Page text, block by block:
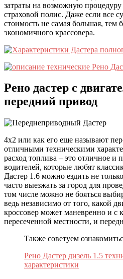
затраты на возможную процедуру
страховой полис. Даже если все
стоимость не самая большая, тем
экономичного крассовера.
Рено дастер с
передний привод
4х2 или как его еще называют
отличными техническими
расход топлива – это отличное и
водителей, которые любят
Дастер 1.6 можно ездить не
часто выезжать за город для
том числе можно не бояться
ведь независимо от того, какой
кроссовер может маневренно и с
пересеченной местности, и
Также советуем
Рено Дастер дизель 1.5
характеристики